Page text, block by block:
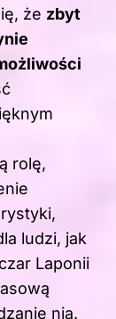
że zbyt
rolę,
ludzi, jak
Laponii
nią.